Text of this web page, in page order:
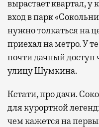
вырастает квартал, у
вход в парк
нужно толкаться на
приехал на метро. У
почти дачный доступ
улицу Шумкина.
Кстати, про дачи.
для курортной
чем кажется на